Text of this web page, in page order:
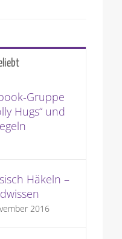
Gruppe
Hugs“ und
Häkeln –
2016